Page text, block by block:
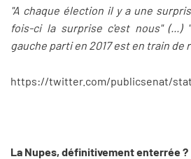
"A chaque élection il y a une
fois-ci la surprise c'est nous" (...)
gauche parti en 2017 est en train de
https://twitter.com/publicsenat/
La Nupes, définitivement enterrée ?